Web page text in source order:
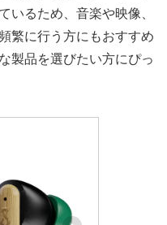
いるため、音楽や映像、
繁に行う方にもおすすめ
製品を選びたい方にぴっ